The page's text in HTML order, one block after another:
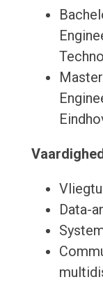
Data-